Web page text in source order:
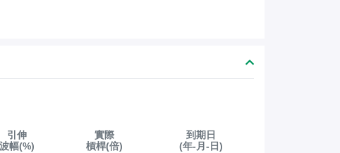
引伸
波幅(%)
實際
槓桿(倍)
到期日
(年-月-日)